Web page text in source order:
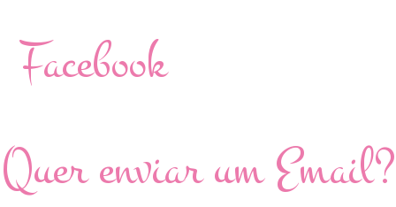
Facebook
Quer enviar um Email?